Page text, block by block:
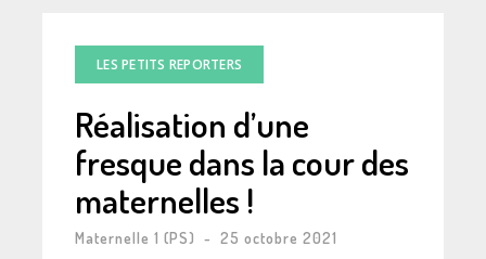
LES PETITS REPORTERS
Réalisation d’une
fresque dans la cour des
maternelles !
Maternelle 1 (PS) - 25 octobre 2021